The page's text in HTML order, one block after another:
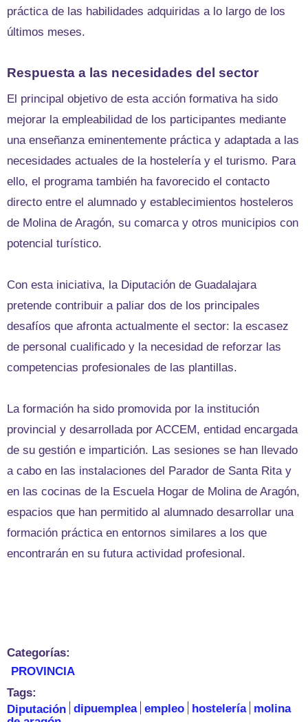
práctica de las habilidades adquiridas a lo largo de los
últimos meses.
Respuesta a las necesidades del sector
El principal objetivo de esta acción formativa ha sido
mejorar la empleabilidad de los participantes mediante
una enseñanza eminentemente práctica y adaptada a las
necesidades actuales de la hostelería y el turismo. Para
ello, el programa también ha favorecido el contacto
directo entre el alumnado y establecimientos hosteleros
de Molina de Aragón, su comarca y otros municipios con
potencial turístico.
Con esta iniciativa, la Diputación de Guadalajara
pretende contribuir a paliar dos de los principales
desafíos que afronta actualmente el sector: la escasez
de personal cualificado y la necesidad de reforzar las
competencias profesionales de las plantillas.
La formación ha sido promovida por la institución
provincial y desarrollada por ACCEM, entidad encargada
de su gestión e impartición. Las sesiones se han llevado
a cabo en las instalaciones del Parador de Santa Rita y
en las cocinas de la Escuela Hogar de Molina de Aragón,
espacios que han permitido al alumnado desarrollar una
formación práctica en entornos similares a los que
encontrarán en su futura actividad profesional.
Categorías:
PROVINCIA
Tags:
Diputación dipuemplea empleo hostelería
molina